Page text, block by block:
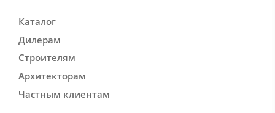
Каталог
Дилерам
Строителям
Архитекторам
Частным клиентам